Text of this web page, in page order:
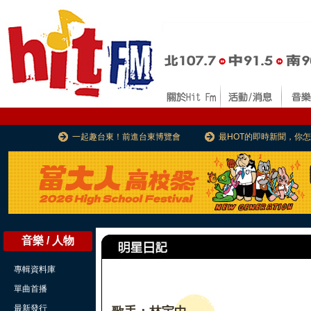
一起趣台東！前進台東博覽會 最HOT的即時新聞，你
音樂 / 人物
專輯資料庫
單曲首播
最新發行